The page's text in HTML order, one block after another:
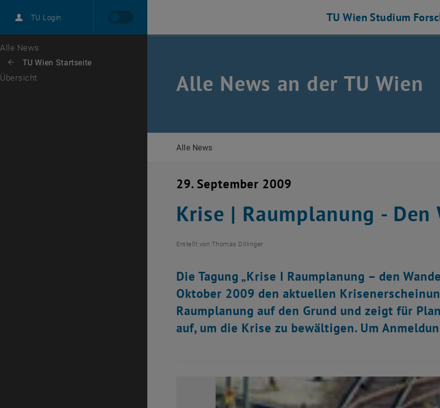
TU Login
Karriere
Zur 1. Menü Ebene
Alle News
Zurück: Subseiten von TU Wien Startseite auflisten
Zurück zur letzten Ebene:
TU Wien Startseite
Übersicht
TU Wien Studium
Alle News an der TU Wien
Alle News
29. September 2009
Krise | Raumplanung -
Erstellt von Thomas Dillinger
Die Tagung „Krise I Raumplanung – den
Oktober 2009 den aktuellen
Raumplanung auf den Grund und zeigt für
auf, um die Krise zu bewältigen. Um